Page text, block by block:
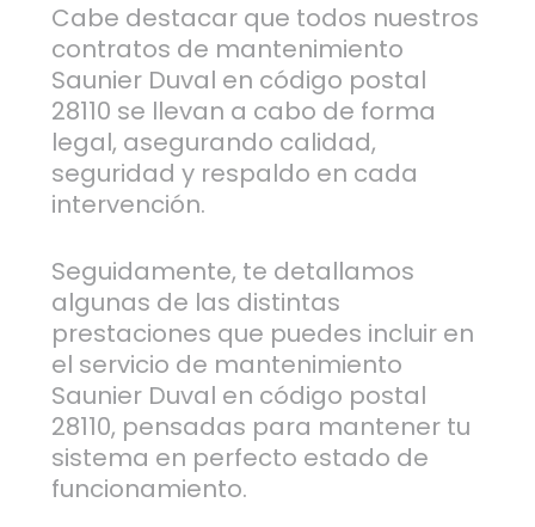
Cabe destacar que todos nuestros
contratos de mantenimiento
Saunier Duval en código postal
28110 se llevan a cabo de forma
legal, asegurando calidad,
seguridad y respaldo en cada
intervención.
Seguidamente, te detallamos
algunas de las distintas
prestaciones que puedes incluir en
el servicio de mantenimiento
Saunier Duval en código postal
28110, pensadas para mantener tu
sistema en perfecto estado de
funcionamiento.